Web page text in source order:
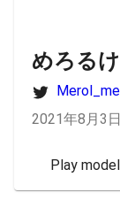
めろる
2021年8月3
Play